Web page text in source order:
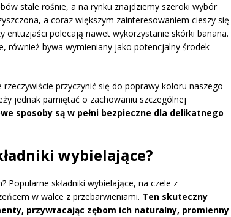
stale rośnie, a na rynku znajdziemy szeroki wybór
a coraz większym zainteresowaniem cieszy się
entuzjaści polecają nawet wykorzystanie skórki banana.
również bywa wymieniany jako potencjalny środek
przyczynić się do poprawy koloru naszego
jednak pamiętać o zachowaniu szczególnej
sposoby są w pełni bezpieczne dla delikatnego
wybielające?
Popularne składniki wybielające, na czele z
w walce z przebarwieniami. Ten skuteczny
przywracając zębom ich naturalny, promienny